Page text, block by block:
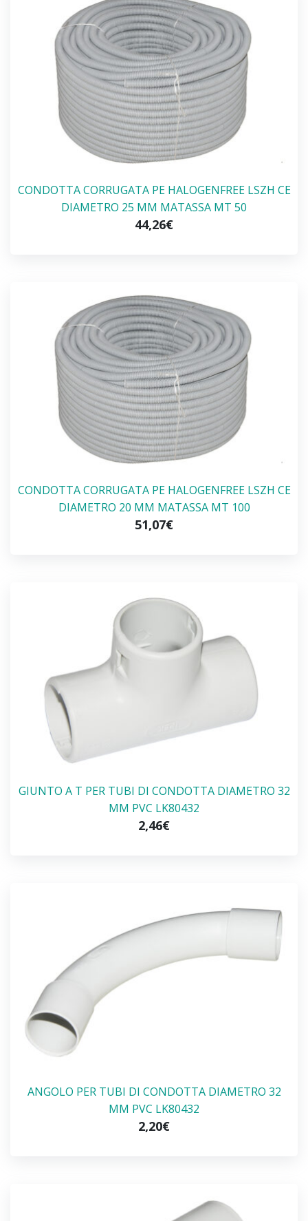
CONDOTTA CORRUGATA PE HALOGENFREE LSZH CE
DIAMETRO 25 MM MATASSA MT 50
44,26€
CONDOTTA CORRUGATA PE HALOGENFREE LSZH CE
DIAMETRO 20 MM MATASSA MT 100
51,07€
GIUNTO A T PER TUBI DI CONDOTTA DIAMETRO 32
MM PVC LK80432
2,46€
ANGOLO PER TUBI DI CONDOTTA DIAMETRO 32
MM PVC LK80432
2,20€